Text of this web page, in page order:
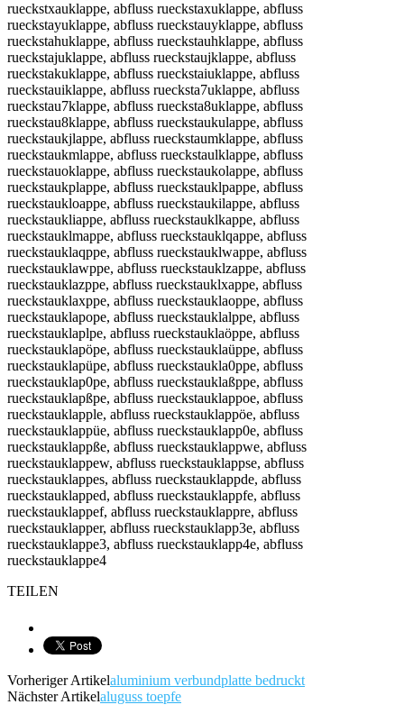
TEILEN
Vorheriger Artikelaluminium verbundplatte bedruckt
Nächster Artikelaluguss toepfe